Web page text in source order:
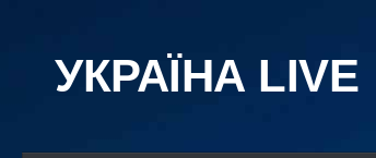
УКРАЇНА LIVE